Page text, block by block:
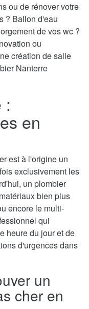
ou de rénover votre
? Ballon d'eau
de vos wc ?
ou
création de salle
Nanterre
:
en
est à l'origine un
exclusivement les
un plombier
bien plus
encore le multi-
qui
heure du jour et de
d'urgences dans
un
cher en